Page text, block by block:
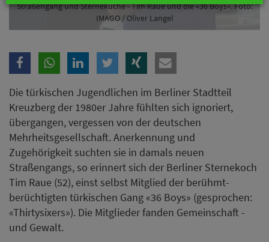
Straßengang und Sterneküche - Tim Raue und die «36 Boys». Foto:
IMAGO / Oliver Langel
Die türkischen Jugendlichen im Berliner Stadtteil
Kreuzberg der 1980er Jahre fühlten sich ignoriert,
übergangen, vergessen von der deutschen
Mehrheitsgesellschaft. Anerkennung und
Zugehörigkeit suchten sie in damals neuen
Straßengangs, so erinnert sich der Berliner Sternekoch
Tim Raue (52), einst selbst Mitglied der berühmt-
berüchtigten türkischen Gang «36 Boys» (gesprochen:
«Thirtysixers»). Die Mitglieder fanden Gemeinschaft -
und Gewalt.